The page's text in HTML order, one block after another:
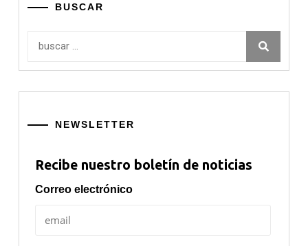
BUSCAR
NEWSLETTER
Recibe nuestro boletín de noticias
Correo electrónico